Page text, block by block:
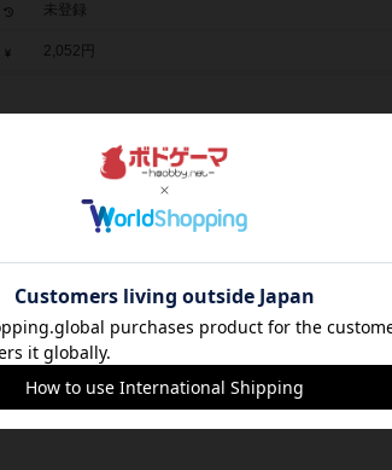
未登録
2,052円
未登録